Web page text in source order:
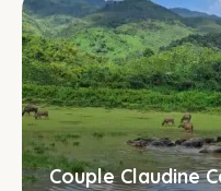
Couple Claudine